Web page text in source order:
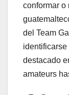
conformar o
del Team
destacado
amateurs